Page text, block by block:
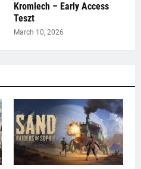
Kromlech – Early Access
Teszt
March 10, 2026